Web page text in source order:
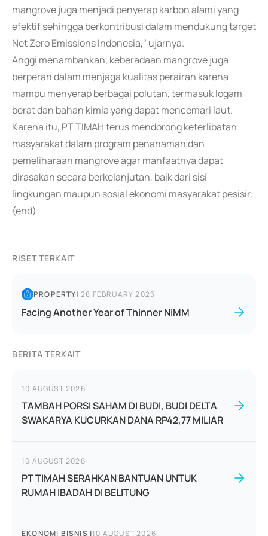
mangrove juga menjadi penyerap karbon alami yang
efektif sehingga berkontribusi dalam mendukung target
Net Zero Emissions Indonesia," ujarnya.
Anggi menambahkan, keberadaan mangrove juga
berperan dalam menjaga kualitas perairan karena
mampu menyerap berbagai polutan, termasuk logam
berat dan bahan kimia yang dapat mencemari laut.
Karena itu, PT TIMAH terus mendorong keterlibatan
masyarakat dalam program penanaman dan
pemeliharaan mangrove agar manfaatnya dapat
dirasakan secara berkelanjutan, baik dari sisi
lingkungan maupun sosial ekonomi masyarakat pesisir.
(end)
RISET TERKAIT
PROPERTY|28 FEBRUARY 2025
Facing Another Year of Thinner NIMM
BERITA TERKAIT
10 AUGUST 2026
TAMBAH PORSI SAHAM DI BUDI, BUDI DELTA
SWAKARYA KUCURKAN DANA RP42,77 MILIAR
10 AUGUST 2026
PT TIMAH SERAHKAN BANTUAN UNTUK
RUMAH IBADAH DI BELITUNG
EKONOMI BISNIS |10 AUGUST 2026